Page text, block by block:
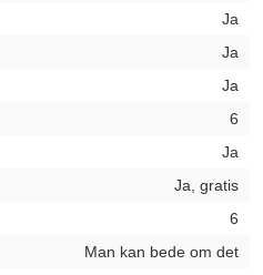
Ja
Ja
Ja
6
Ja
Ja, gratis
6
Man kan bede om det